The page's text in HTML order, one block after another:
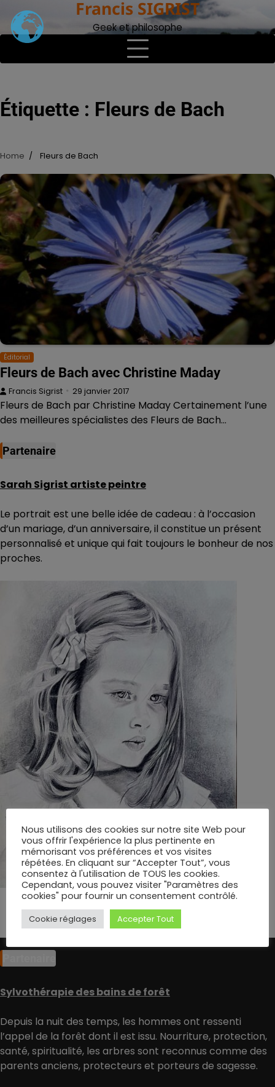
content
Francis SIGRIST
Geek et philosophe
Étiquette : Fleurs de Bach
Home Fleurs de Bach
Éditorial
Fleurs de Bach avec Christine Maday
Francis Sigrist 29 janvier 2017
Fleurs de Bach par Christine Maday Certainement l’une
des meilleures spécialistes des Fleurs de Bach…
Partenaire
Sarah Sigrist artiste peintre
Le portrait est une belle idée de cadeau : à l’occasion
d’un mariage, d’un anniversaire, il constitue un présent
personnalisé et unique qui fait toujours le bonheur de nos
proches.
Sylvothérapie des bains de forêt
Depuis la nuit des temps, les hommes ont ressenti
l’appel de la forêt dont il est issu. Nourriture, protection,
santé, spiritualité, les arbres sont reconnus comme des
parents anciens, protecteurs et porteurs de sagesse.
Nous utilisons des cookies sur notre site Web pour
vous offrir l'expérience la plus pertinente en
mémorisant vos préférences et vos visites
répétées. En cliquant sur “Accepter Tout”, vous
consentez à l'utilisation de TOUS les cookies.
Cependant, vous pouvez visiter "Paramètres des
cookies" pour fournir un consentement contrôlé.
Cookie réglages Accepter Tout